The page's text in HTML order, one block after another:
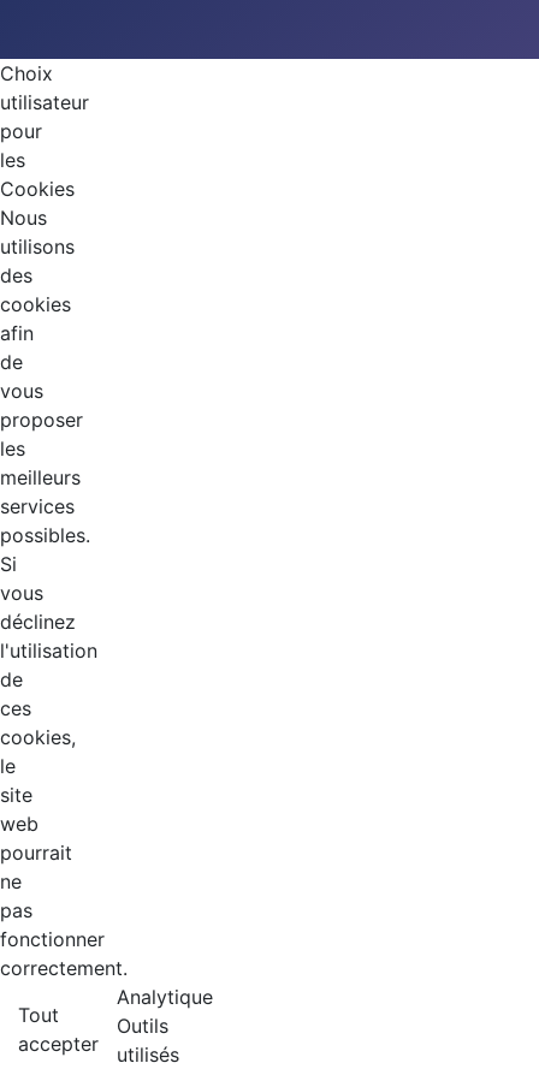
Choix
utilisateur
pour
les
Cookies
Nous
utilisons
des
cookies
afin
de
vous
proposer
les
meilleurs
services
possibles.
Si
vous
déclinez
l'utilisation
de
ces
cookies,
le
site
web
pourrait
ne
pas
fonctionner
correctement.
Tout
accepter
Analytique
Outils
utilisés